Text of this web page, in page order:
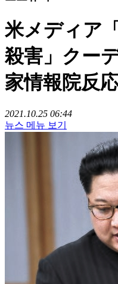
米メディア
殺害」クー
家情報院反
2021.10.25 06:44
뉴스 메뉴 보기